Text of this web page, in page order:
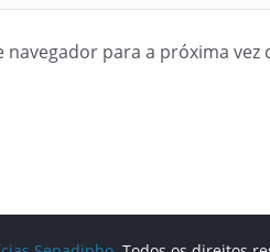
navegador para a próxima vez